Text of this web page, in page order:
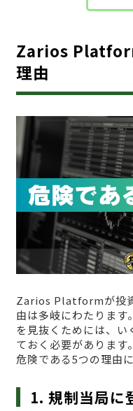
Zarios
理由
Zarios Platformが投
由は多岐にわたります
を見抜くためには、い
ておく必要がありま
危険である5つの理由
1. 規制当局に